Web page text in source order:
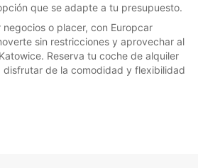
que se adapte a tu presupuesto.
o placer, con Europcar
sin restricciones y aprovechar al
Reserva tu coche de alquiler
disfrutar de la comodidad y flexibilidad